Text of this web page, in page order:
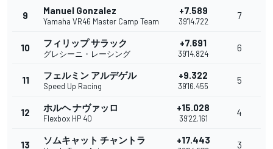
9 Manuel Gonzalez
Yamaha VR46 Master Camp Team
+7.589
39'14.722
7
10 フィリップ サラック
グレシーニ・レーシング
+7.691
39'14.824
6
11 フェルミン アルデゲル
Speed Up Racing
+9.322
39'16.455
5
12 ホルヘ ナヴァッロ
Flexbox HP 40
+15.028
39'22.161
4
13 ソムキャット チャントラ +17.443 3